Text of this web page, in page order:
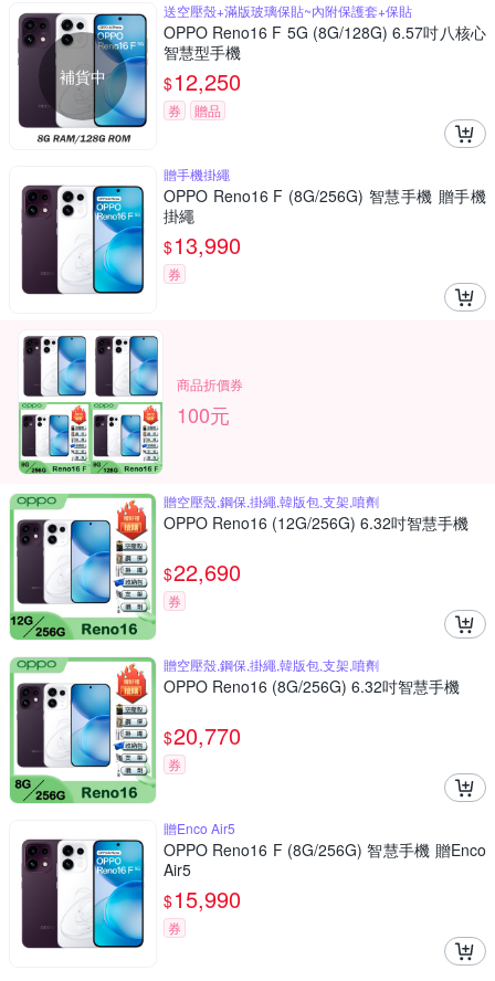
補貨中
送空壓殼+滿版玻璃保貼~內附保護套+保貼
OPPO Reno16 F 5G (8G/128G) 6.57吋八核心
智慧型手機
$12,250
券 贈品
贈手機掛繩
OPPO Reno16 F (8G/256G) 智慧手機 贈手機
掛繩
$13,990
券
商品折價券
100元
贈空壓殼,鋼保,掛繩,韓版包,支架,噴劑
OPPO Reno16 (12G/256G) 6.32吋智慧手機
$22,690
券
贈空壓殼,鋼保,掛繩,韓版包,支架,噴劑
OPPO Reno16 (8G/256G) 6.32吋智慧手機
$20,770
券
贈Enco Air5
OPPO Reno16 F (8G/256G) 智慧手機 贈Enco
Air5
$15,990
券